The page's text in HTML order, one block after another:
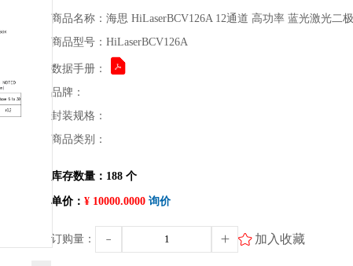
商品名称：海思 HiLaserBCV126A 12通道 高功率 蓝光激光二
商品型号：HiLaserBCV126A
数据手册：
品牌：
封装规格：
商品类别：
库存数量：188 个
单价： ¥ 10000.0000 询价
订购量： 加入收藏